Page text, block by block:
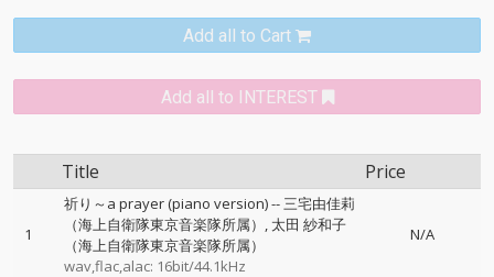
Add all to Cart
Add all to INTEREST
Title Price
1
祈り～a prayer (piano version)--三宅由佳莉
（海上自衛隊東京音楽隊所属）
太田 紗和子
（海上自衛隊東京音楽隊所属）
wav,flac,alac: 16bit/44.1kHz
N/A